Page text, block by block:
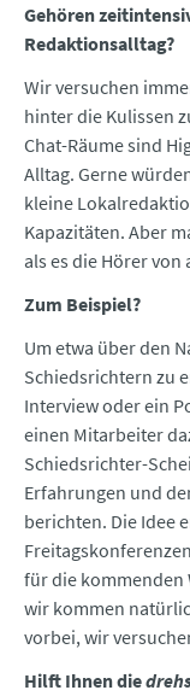
Gehören
Redaktionsalltag?
Wir versuchen
hinter die Kulissen
Chat-Räume sind
Alltag. Gerne
kleine
Kapazitäten. Aber
als es die Hörer
Zum Beispiel?
Um etwa über den
Schiedsrichtern zu
Interview oder ein
einen Mitarbeiter
Schiedsrichter-
Erfahrungen und
berichten. Die Idee
für die kommenden
wir kommen
vorbei, wir
Hilft Ihnen die